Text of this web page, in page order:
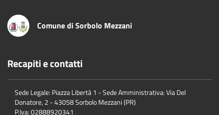
Comune di Sorbolo Mezzani
Recapiti e contatti
Sede Legale: Piazza Libertà 1 - Sede Amministrativa: Via Del
Donatore, 2 - 43058 Sorbolo Mezzani (PR)
P.Iva:02888920341